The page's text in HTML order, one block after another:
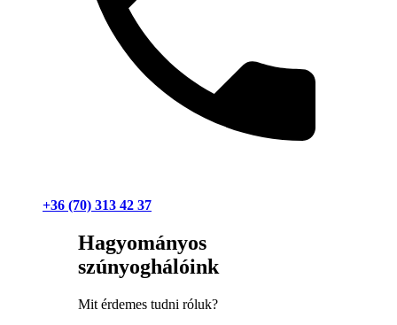
+36 (70) 313 42 37
Hagyományos
szúnyoghálóink
Mit érdemes tudni róluk?